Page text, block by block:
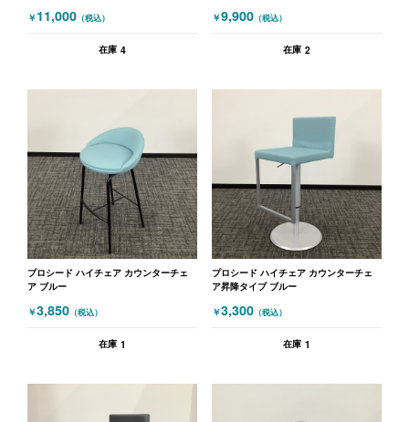
￥ 11,000 （税込）
在庫 4
￥9,900 （税込）
在庫 2
プロシード ハイチェア カウンターチェ
ア ブルー
￥3,850 （税込）
在庫 1
プロシード ハイチェア カウンターチェ
ア昇降タイプ ブルー
￥3,300 （税込）
在庫 1